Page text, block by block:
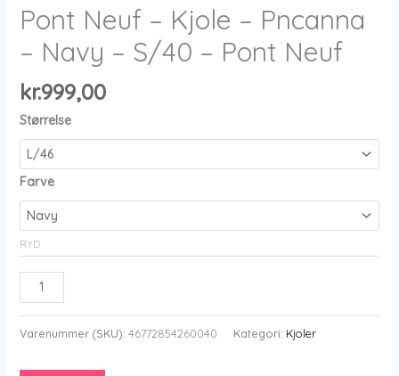
Pont Neuf – Kjole – Pncanna
– Navy – S/40 – Pont Neuf
kr.999,00
Størrelse
Farve
RYD
Pont
Neuf
-
-
Varenummer (SKU): 46772854260040 Kategori: Kjoler